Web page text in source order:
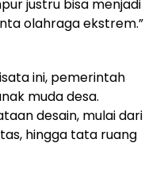
justru bisa menjadi
olahraga ekstrem.”
ini, pemerintah
muda desa.
desain, mulai dari
hingga tata ruang